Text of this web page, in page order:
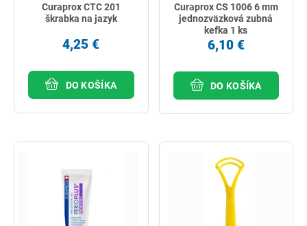
Curaprox CTC 201
škrabka na jazyk
4,25 €
DO KOŠÍKA
Curaprox CS 1006 6 mm
jednozväzková zubná
kefka 1 ks
6,10 €
DO KOŠÍKA